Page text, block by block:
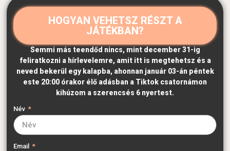
HOGYAN VEHETSZ RÉSZT A
JÁTÉKBAN?
Semmi más teendőd nincs, mint december 31-ig
feliratkozni a hírlevelemre, amit itt is megtehetsz és a
neved bekerül egy kalapba, ahonnan január 03-án péntek
este 20:00 órakor élő adásban a Tiktok csatornámon
kihúzom a szerencsés 6 nyertest.
Név
Email